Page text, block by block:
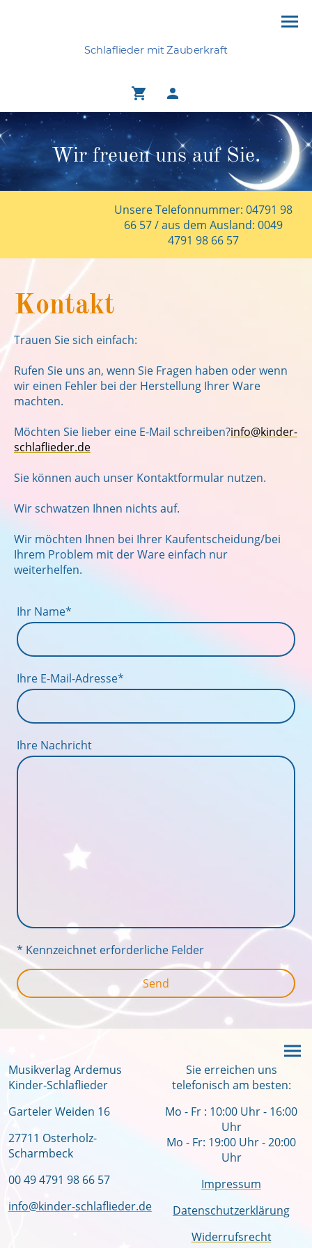
Schlaflieder mit Zauberkraft
Wir freuen uns auf Sie.
Unsere Telefonnummer: 04791 98
66 57 / aus dem Ausland: 0049
4791 98 66 57
Kontakt
Trauen Sie sich einfach:
Rufen Sie uns an, wenn Sie Fragen haben oder wenn
wir einen Fehler bei der Herstellung Ihrer Ware
machten.
Möchten Sie lieber eine E-Mail schreiben?info@kinder-
schlaflieder.de
Sie können auch unser Kontaktformular nutzen.
Wir schwatzen Ihnen nichts auf.
Wir möchten Ihnen bei Ihrer Kaufentscheidung/bei
Ihrem Problem mit der Ware einfach nur
weiterhelfen.
Ihr Name*
Ihre E-Mail-Adresse*
Ihre Nachricht
* Kennzeichnet erforderliche Felder
Send
Musikverlag Ardemus
Kinder-Schlaflieder
Garteler Weiden 16
27711 Osterholz-
Scharmbeck
00 49 4791 98 66 57
info@kinder-schlaflieder.de
Sie erreichen uns
telefonisch am besten:
Mo - Fr : 10:00 Uhr - 16:00
Uhr
Mo - Fr: 19:00 Uhr - 20:00
Uhr
Impressum
Datenschutzerklärung
Widerrufsrecht